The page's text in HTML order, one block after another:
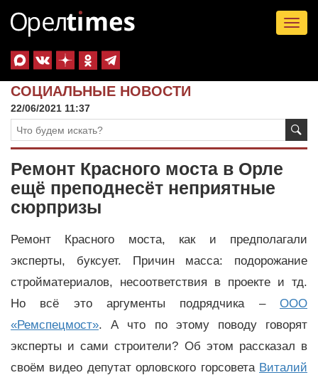
СОЦИАЛЬНЫЕ НОВОСТИ
22/06/2021 11:37
Ремонт Красного моста в Орле
ещё преподнесёт неприятные
сюрпризы
Ремонт Красного моста, как и предполагали
эксперты, буксует. Причин масса: подорожание
стройматериалов, несоответствия в проекте и тд.
Но всё это аргументы подрядчика – ООО
«Ремспецмост». А что по этому поводу говорят
эксперты и сами строители? Об этом рассказал в
своём видео депутат орловского горсовета Виталий